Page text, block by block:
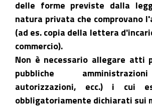
delle forme previste dalla
natura privata che comprovano
(ad es. copia della lettera
commercio).
Non è necessario allegare atti
pubbliche
autorizzazioni, ecc.) i cui
obbligatoriamente dichiarati sui